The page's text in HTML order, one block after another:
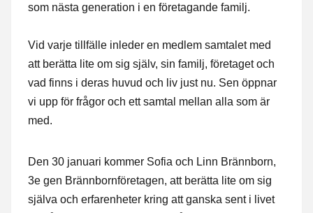
som nästa generation i en företagande familj.
Vid varje tillfälle inleder en medlem samtalet med
att berätta lite om sig själv, sin familj, företaget och
vad finns i deras huvud och liv just nu. Sen öppnar
vi upp för frågor och ett samtal mellan alla som är
med.
Den 30 januari kommer Sofia och Linn Brännborn,
3e gen Brännbornföretagen, att berätta lite om sig
själva och erfarenheter kring att ganska sent i livet